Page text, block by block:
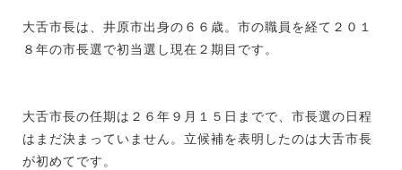
大舌市長は、井原市出身の６６歳。市の職員を経て２０１
８年の市長選で初当選し現在２期目です。
大舌市長の任期は２６年９月１５日までで、市長選の日程
はまだ決まっていません。立候補を表明したのは大舌市長
が初めてです。